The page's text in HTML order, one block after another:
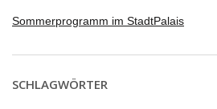
Sommerprogramm im StadtPalais
SCHLAGWÖRTER